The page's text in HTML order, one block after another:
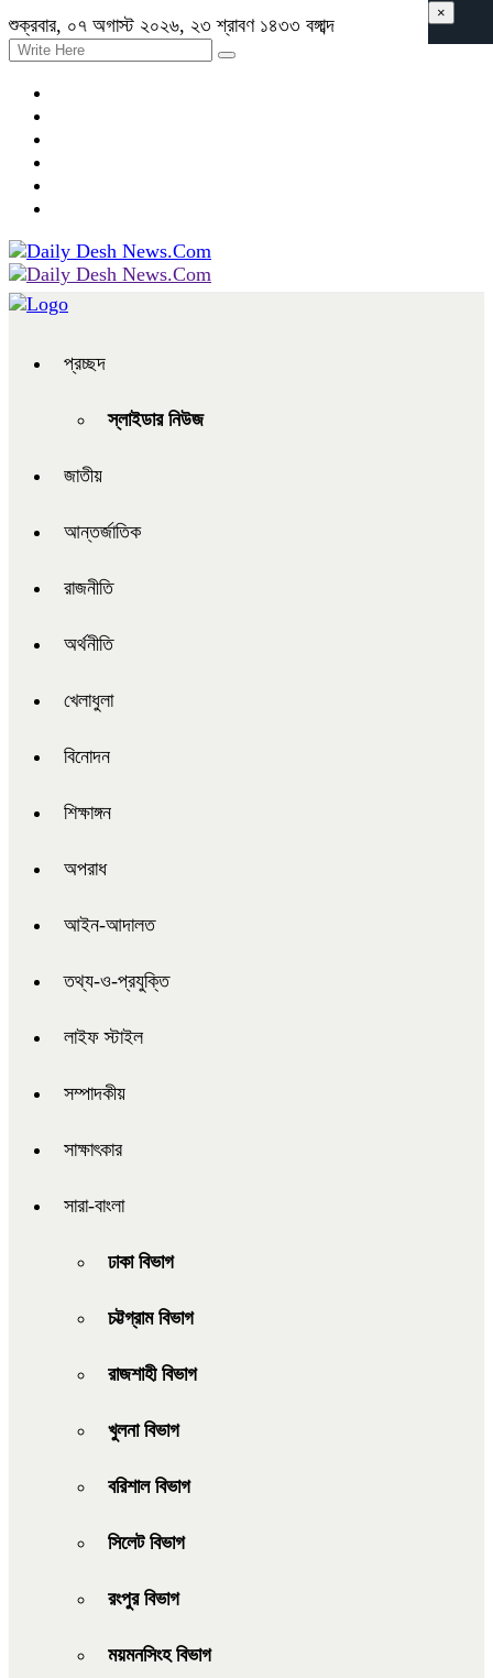
শুক্রবার, ০৭ অগাস্ট ২০২৬, ২৩ শ্রাবণ ১৪৩৩ বঙ্গাব্দ
প্রচ্ছদ
স্লাইডার নিউজ
জাতীয়
আন্তর্জাতিক
রাজনীতি
অর্থনীতি
খেলাধুলা
বিনোদন
শিক্ষাঙ্গন
অপরাধ
আইন-আদালত
তথ্য-ও-প্রযুক্তি
লাইফ স্টাইল
সম্পাদকীয়
সাক্ষাৎকার
সারা-বাংলা
ঢাকা বিভাগ
চট্টগ্রাম বিভাগ
রাজশাহী বিভাগ
খুলনা বিভাগ
বরিশাল বিভাগ
সিলেট বিভাগ
রংপুর বিভাগ
ময়মনসিংহ বিভাগ
×